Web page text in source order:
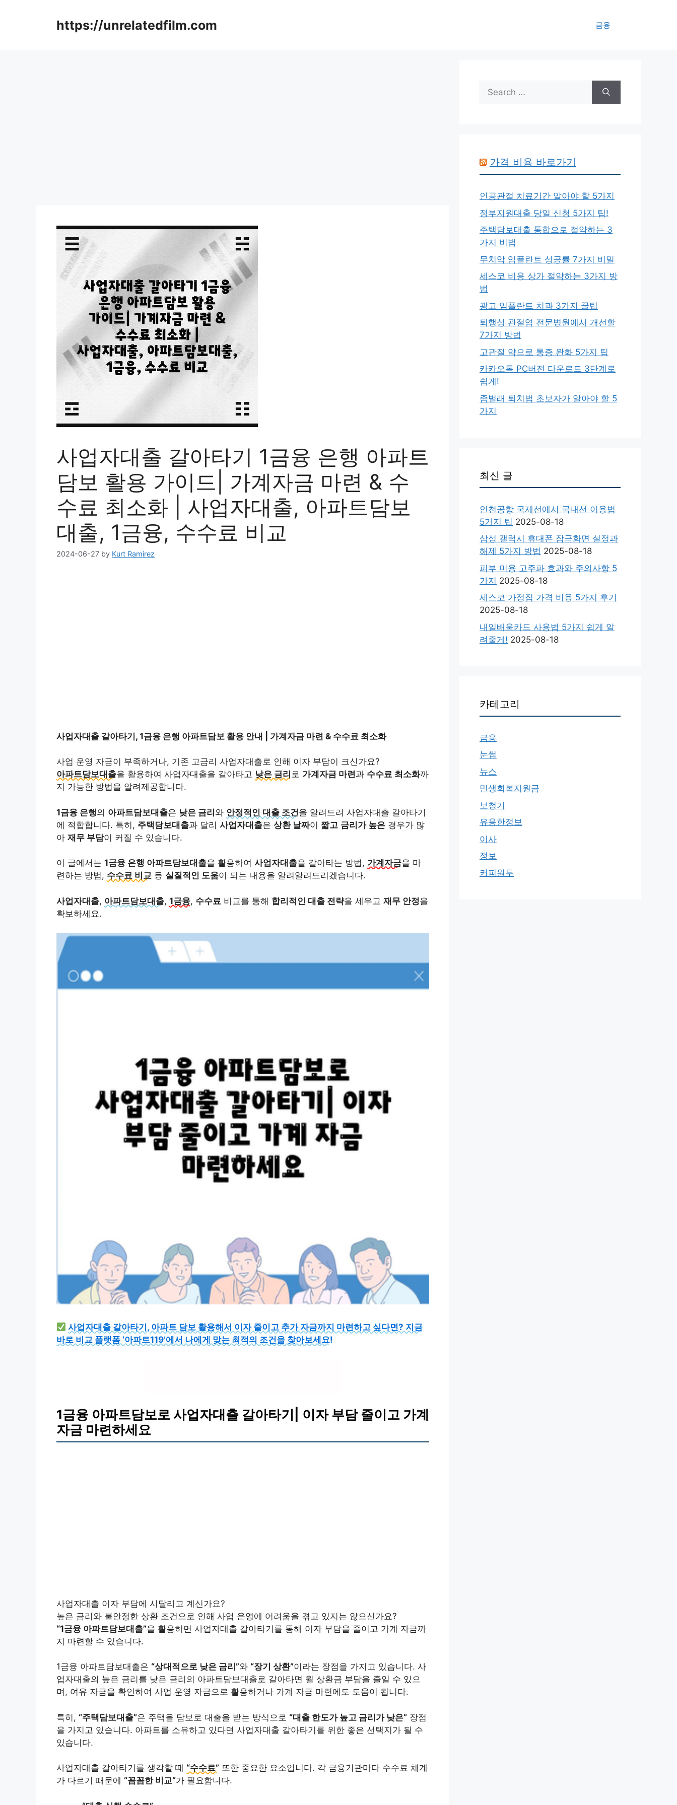
https://unrelatedfilm.com 금융
사업자대출 갈아타기 1금융 은행 아파트
담보 활용 가이드| 가계자금 마련 & 수
수료 최소화 | 사업자대출, 아파트담보
대출, 1금융, 수수료 비교
2024-06-27 by Kurt Ramirez
사업자대출 갈아타기, 1금융 은행 아파트담보 활용 안내 | 가계자금 마련 & 수수료 최소화
사업 운영 자금이 부족하거나, 기존 고금리 사업자대출로 인해 이자 부담이 크신가요?
아파트담보대출을 활용하여 사업자대출을 갈아타고 낮은 금리 로 가계자금 마련과 수수료 최소화까
지 가능한 방법을 알려제공합니다.
1금융 은행의 아파트담보대출은 낮은 금리와 안정적인 대출 조건을 알려드려 사업자대출 갈아타기
에 적합합니다. 특히, 주택담보대출과 달리 사업자대출은 상환 날짜이 짧고 금리가 높은 경우가 많
아 재무 부담이 커질 수 있습니다.
이 글에서는 1금융 은행 아파트담보대출을 활용하여 사업자대출을 갈아타는 방법, 가계자금을 마
련하는 방법, 수수료 비교 등 실질적인 도움이 되는 내용을 알려알려드리겠습니다.
사업자대출, 아파트담보대출, 1금융, 수수료 비교를 통해 합리적인 대출 전략을 세우고 재무 안정을
확보하세요.
사업자대출 갈아타기, 아파트 담보 활용해서 이자 줄이고 추가 자금까지 마련하고 싶다면? 지금
바로 비교 플랫폼 ‘아파트119’에서 나에게 맞는 최적의 조건을 찾아보세요!
1금융 아파트담보로 사업자대출 갈아타기| 이자 부담 줄이고 가계
자금 마련하세요
사업자대출 이자 부담에 시달리고 계신가요?
높은 금리와 불안정한 상환 조건으로 인해 사업 운영에 어려움을 겪고 있지는 않으신가요?
“1금융 아파트담보대출”을 활용하면 사업자대출 갈아타기를 통해 이자 부담을 줄이고 가계 자금까
지 마련할 수 있습니다.
1금융 아파트담보대출은 “상대적으로 낮은 금리”와 “장기 상환”이라는 장점을 가지고 있습니다. 사
업자대출의 높은 금리를 낮은 금리의 아파트담보대출로 갈아타면 월 상환금 부담을 줄일 수 있으
며, 여유 자금을 확인하여 사업 운영 자금으로 활용하거나 가계 자금 마련에도 도움이 됩니다.
특히, “주택담보대출”은 주택을 담보로 대출을 받는 방식으로 “대출 한도가 높고 금리가 낮은” 장점
을 가지고 있습니다. 아파트를 소유하고 있다면 사업자대출 갈아타기를 위한 좋은 선택지가 될 수
있습니다.
사업자대출 갈아타기를 생각할 때 “수수료” 또한 중요한 요소입니다. 각 금융기관마다 수수료 체계
가 다르기 때문에 “꼼꼼한 비교”가 필요합니다.
Search
for:
가격 비용 바로가기
인공관절 치료기간 알아야 할 5가지
정부지원대출 당일 신청 5가지 팁!
주택담보대출 통합으로 절약하는 3
가지 비법
무치악 임플란트 성공률 7가지 비밀
세스코 비용 상가 절약하는 3가지 방
법
광고 임플란트 치과 3가지 꿀팁
퇴행성 관절염 전문병원에서 개선할
7가지 방법
고관절 약으로 통증 완화 5가지 팁
카카오톡 PC버전 다운로드 3단계로
쉽게!
좀벌래 퇴치법 초보자가 알아야 할 5
가지
최신 글
인천공항 국제선에서 국내선 이용법
5가지 팁 2025-08-18
삼성 갤럭시 휴대폰 잠금화면 설정과
해제 5가지 방법 2025-08-18
피부 미용 고주파 효과와 주의사항 5
가지 2025-08-18
세스코 가정집 가격 비용 5가지 후기
2025-08-18
내일배움카드 사용법 5가지 쉽게 알
려줄게! 2025-08-18
카테고리
금융
눈썹
뉴스
민생회복지원금
보청기
유용한정보
이사
정보
커피원두